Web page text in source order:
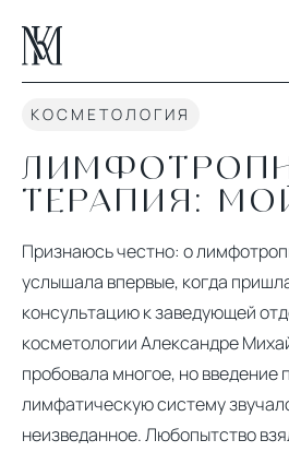
КОСМЕТОЛОГИЯ
ТЕРАПИЯ:
Признаюсь честно: о
услышала впервые, когда
консультацию к заведующей
косметологии Александре
пробовала многое, но введение
лимфатическую систему
неизведанное. Любопытство